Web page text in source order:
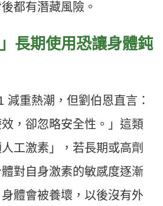
都有潛藏風險。
長期使用恐讓身體鈍
減重熱潮，但劉伯恩直言：
效，卻忽略安全性。」這類
工激素」，若長期或高劑
對自身激素的敏感度逐漸
體會被養壞，以後沒有外